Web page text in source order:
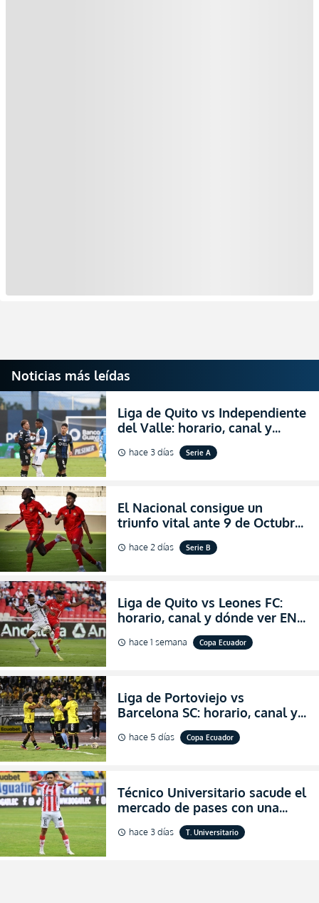
Noticias más leídas
Liga de Quito vs Independiente
del Valle: horario, canal y
dónde ver EN VIVO el
partidazo por la fecha 24 de la
schedule hace 3 días Serie A
El Nacional consigue un
triunfo vital ante 9 de Octubre
para encender la fe en la
salvación
schedule hace 2 días Serie B
Liga de Quito vs Leones FC:
horario, canal y dónde ver EN
VIVO los octavos de final de la
Copa Ecuador 2026
schedule hace 1 semana Copa Ecuador
Liga de Portoviejo vs
Barcelona SC: horario, canal y
dónde ver EN VIVO los octavos
de final de la Copa Ecuador
schedule hace 5 días Copa Ecuador
Técnico Universitario sacude el
mercado de pases con una
verdadera revolución para
asegurar la permanencia
schedule hace 3 días T. Universitario